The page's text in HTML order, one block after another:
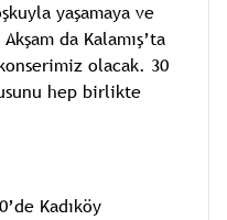
yaşamaya ve
da Kalamış’ta
olacak. 30
hep birlikte
Kadıköy